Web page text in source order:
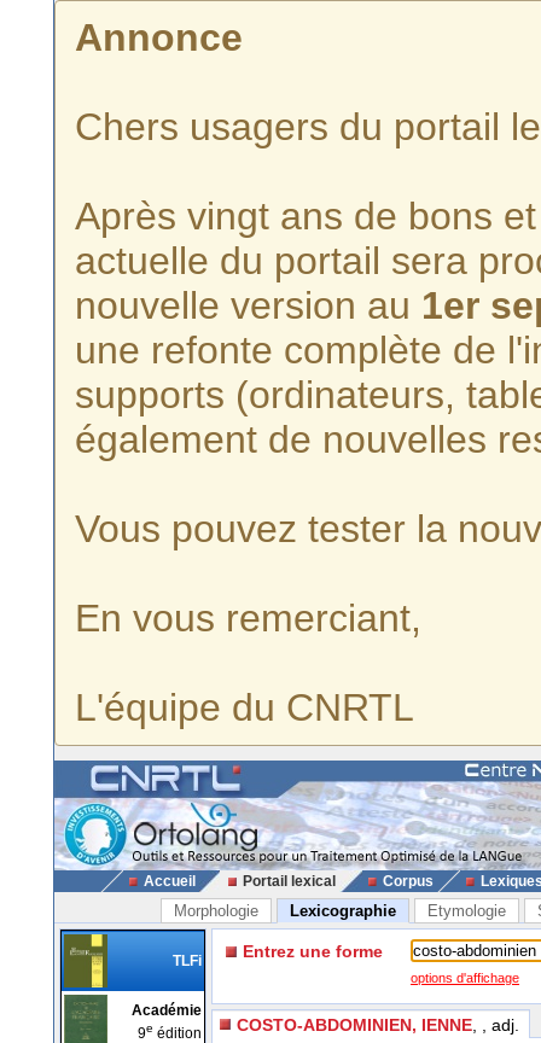
Annonce
Chers usagers du portail
Après vingt ans de bons
actuelle du portail sera
nouvelle version au 1er
une refonte complète de
supports (ordinateurs,
également de nouvelles
Vous pouvez tester la
En vous remerciant,
L'équipe du CNRTL
Accueil Portail lexical Corpus
Morphologie Lexicographie Etymologie
TLFi
Académie
9e édition
Entrez une forme
options d'affichage
COSTO-ABDOMINIEN, IENNE , , adj.